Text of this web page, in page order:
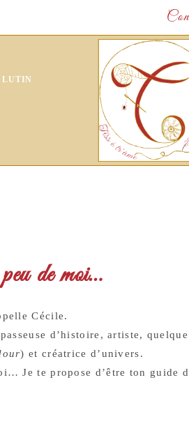
LUTIN
de moi…
Cécile.
d’histoire, artiste,
) et créatrice d’univers.
Je te propose d’être ton guide